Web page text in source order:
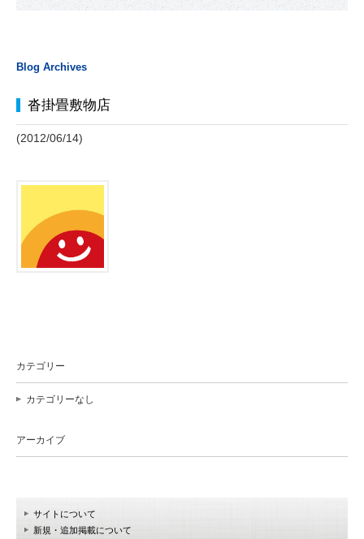
Blog Archives
沓掛畳敷物店
(2012/06/14)
カテゴリー
カテゴリーなし
アーカイブ
サイトについて
新規・追加掲載について